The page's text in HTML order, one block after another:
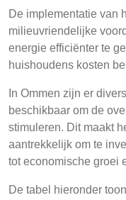
De implementatie van
milieuvriendelijke
energie efficiënter te
huishoudens kosten
In Ommen zijn er
beschikbaar om de
stimuleren. Dit maakt
aantrekkelijk om te
tot economische groei
De tabel hieronder